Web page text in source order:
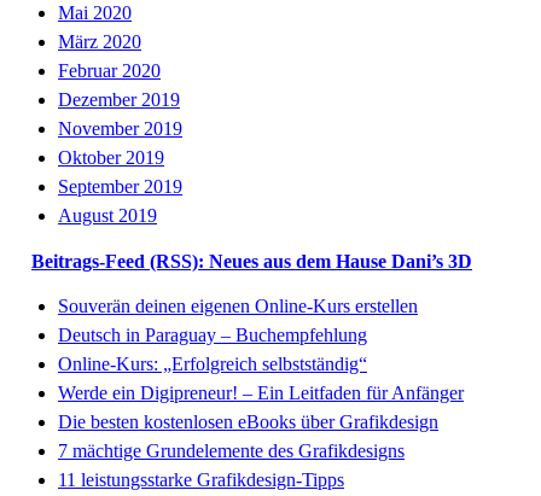
Mai 2020
März 2020
Februar 2020
Dezember 2019
November 2019
Oktober 2019
September 2019
August 2019
Beitrags-Feed (RSS): Neues aus dem Hause Dani’s 3D
Souverän deinen eigenen Online-Kurs erstellen
Deutsch in Paraguay – Buchempfehlung
Online-Kurs: „Erfolgreich selbstständig“
Werde ein Digipreneur! – Ein Leitfaden für Anfänger
Die besten kostenlosen eBooks über Grafikdesign
7 mächtige Grundelemente des Grafikdesigns
11 leistungsstarke Grafikdesign-Tipps